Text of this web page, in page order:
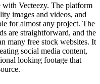
with Vecteezy. The platform
images and videos, and
for almost any project. The
are straightforward, and the
many free stock websites. It
social media content,
looking footage that